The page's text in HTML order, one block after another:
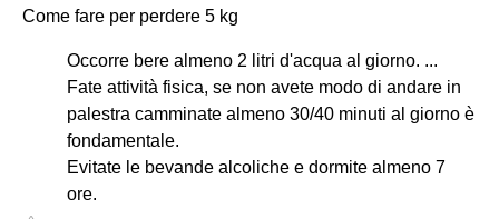
Come fare per perdere 5 kg
Occorre bere almeno 2 litri d'acqua al giorno. ...
Fate attività fisica, se non avete modo di andare in
palestra camminate almeno 30/40 minuti al giorno è
fondamentale.
Evitate le bevande alcoliche e dormite almeno 7
ore.